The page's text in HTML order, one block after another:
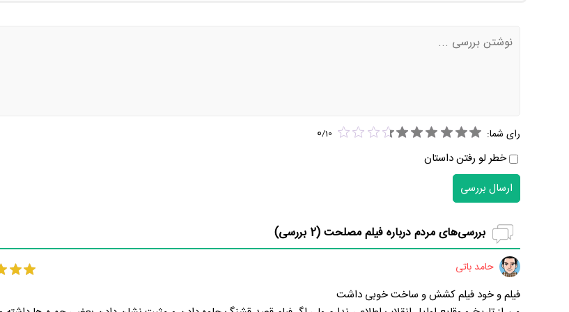
رای شما: 0/10
خطر لو رفتن داستان
ارسال بررسی
بررسی‌های مردم درباره فیلم مصلحت (2 بررسی)
حامد باتی
فیلم و خود فیلم کشش و ساخت خوبی داشت